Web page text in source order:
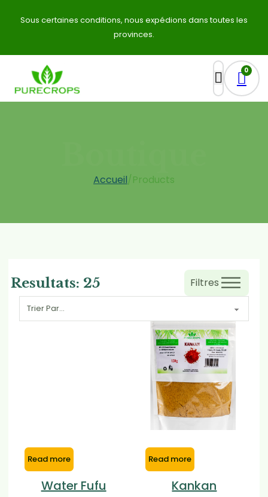
Sous certaines conditions, nous expédions dans toutes les
provinces.
0
Accueil/Products
Resultats: 25 Filtres
Read more
Water Fufu
Read more
Kankan